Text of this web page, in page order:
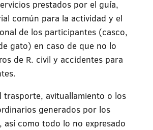
prestados por el guía,
común para la actividad y el
de los participantes (casco,
gato) en caso de que no lo
de R. civil y accidentes para
trasporte, avituallamiento o los
generados por los
así como todo lo no expresado